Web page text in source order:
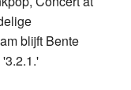
blijft Bente